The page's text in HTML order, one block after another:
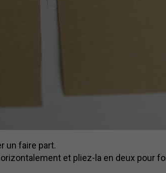
un faire part.
et pliez-la en deux pour